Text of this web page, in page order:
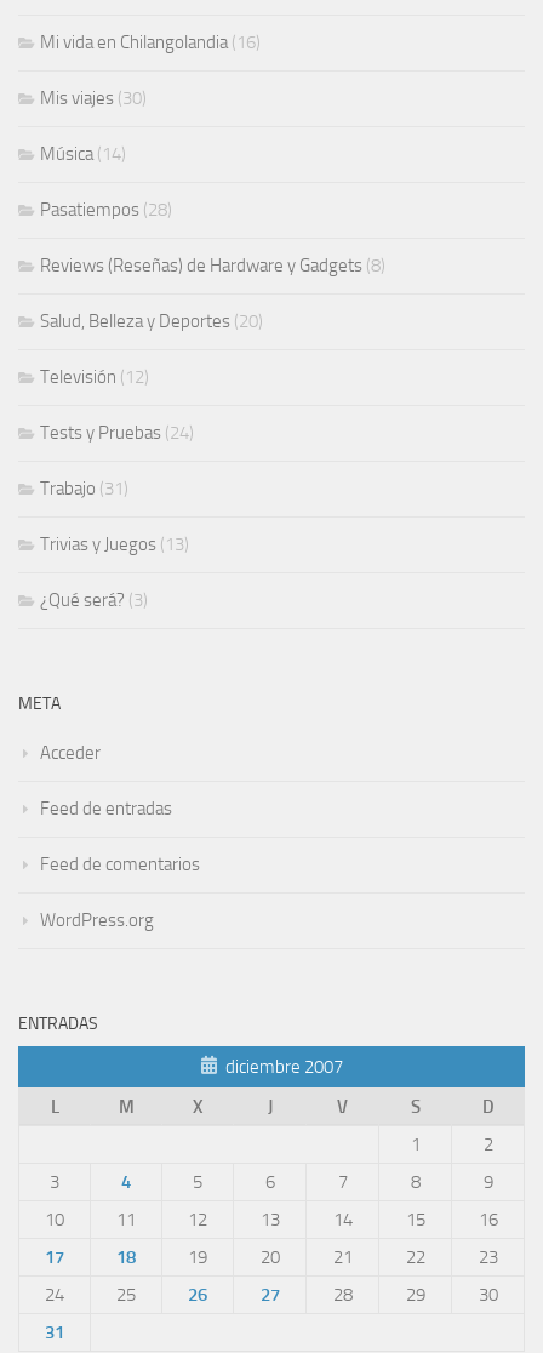
Mi vida en Chilangolandia(16)
Mis viajes (30)
Música(14)
Pasatiempos (28)
Reviews (Reseñas) de Hardware y Gadgets (8)
Salud, Belleza y Deportes (20)
Televisión (12)
Tests y Pruebas (24)
Trabajo (31)
Trivias y Juegos (13)
¿Qué será? (3)
META
Acceder
Feed de entradas
Feed de comentarios
WordPress.org
ENTRADAS
diciembre 2007
L
M X J V S
D
1
2
3
4 5 6 7 8
9
10
11 12 13 14 15
16
17
18 19 20 21 22
23
24
25 26 27 28 29
30
31